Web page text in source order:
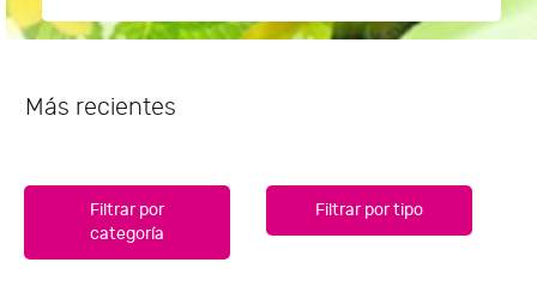
Más recientes
Filtrar por
categoría
Filtrar por tipo